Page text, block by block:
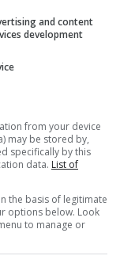
оренди
з чинним
Twitter
and content
development
from your device
may be stored by,
specifically by this
data. List of
the basis of legitimate
options below. Look
to manage or